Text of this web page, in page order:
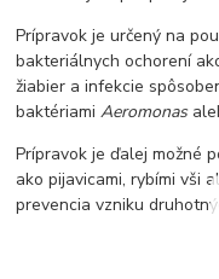
Prípravok je určený na
bakteriálnych ochorení
žiabier a infekcie
baktériamiAeromonas
Prípravok je ďalej možné
ako pijavicami, rybími vši
prevencia vzniku